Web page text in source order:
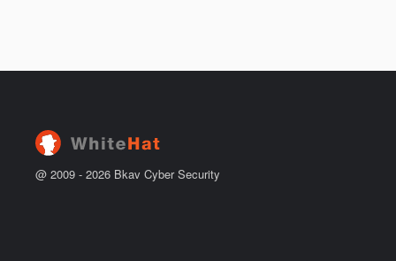
@ 2009 - 2026 Bkav Cyber Security